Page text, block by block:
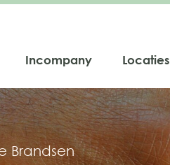
Incompany Locaties
Brandsen